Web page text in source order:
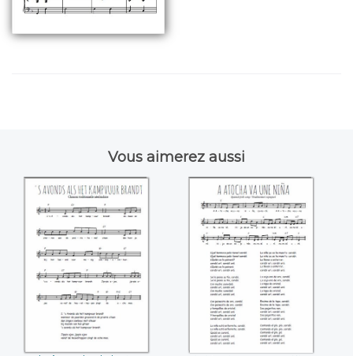
Vous aimerez aussi
's Avonds als het
kampvuur
A Atocha va una
niña